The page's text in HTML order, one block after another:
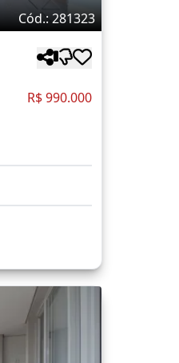
Cód.: 281323
R$ 990.000